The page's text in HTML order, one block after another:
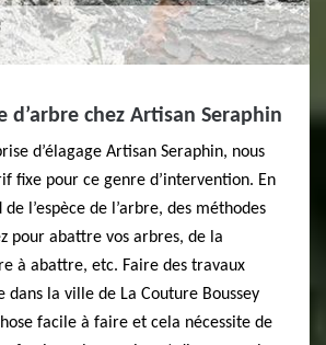
d’arbre chez Artisan Seraphin
d’élagage Artisan Seraphin, nous
fixe pour ce genre d’intervention. En
l’espèce de l’arbre, des méthodes
pour abattre vos arbres, de la
à abattre, etc. Faire des travaux
dans la ville de La Couture Boussey
facile à faire et cela nécessite de